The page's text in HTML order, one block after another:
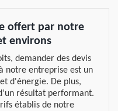
offert par notre
environs
demander des devis
notre entreprise est un
d'énergie. De plus,
résultat performant.
établis de notre